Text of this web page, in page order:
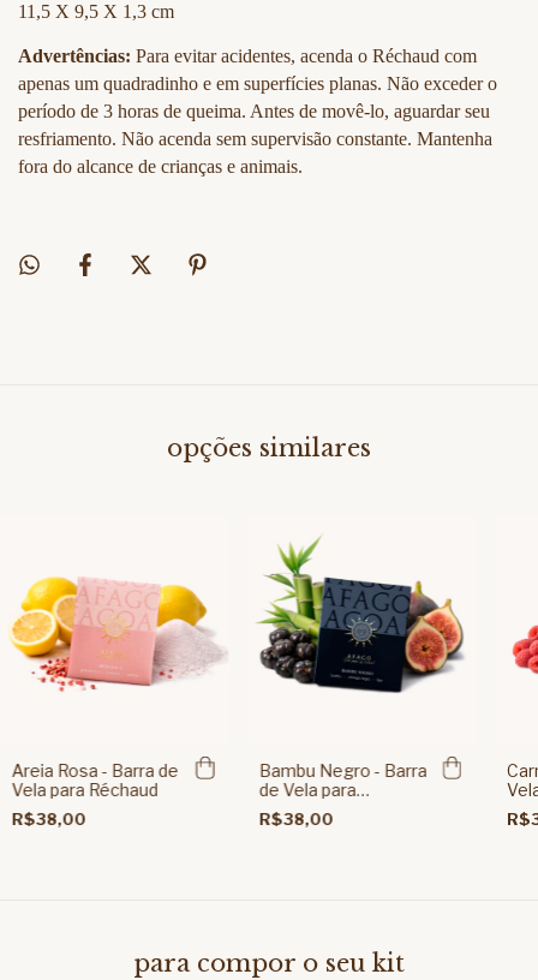
11,5 X 9,5 X 1,3 cm
Advertências: Para evitar acidentes, acenda o Réchaud com
apenas um quadradinho e em superfícies planas. Não exceder o
período de 3 horas de queima. Antes de movê-lo, aguardar seu
resfriamento. Não acenda sem supervisão constante. Mantenha
fora do alcance de crianças e animais.
opções similares
Areia Rosa - Barra de
Vela para Réchaud
R$38,00
Bambu Negro - Barra
de Vela para
Réchaud
R$38,00
para compor o seu kit